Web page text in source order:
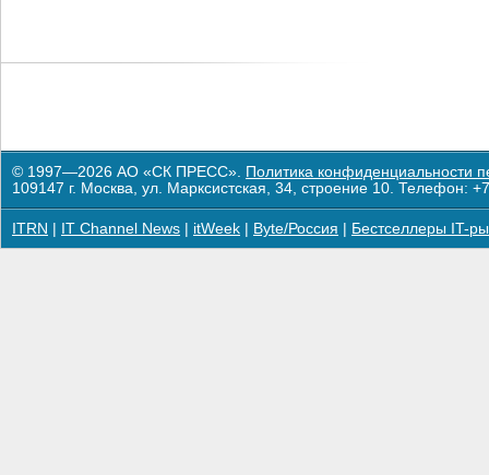
© 1997—2026 АО «СК ПРЕСС». Политика конфиденциальности
109147 г. Москва, ул. Марксистская, 34, строение 10. Телефон:
ITRN IT Channel News itWeek Byte/Россия Бестселлеры IT-